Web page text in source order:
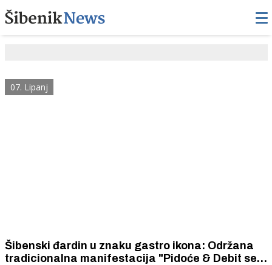
07. Lipanj
Šibenski đardin u znaku gastro ikona: Održana
tradicionalna manifestacija "Pidoće & Debit se